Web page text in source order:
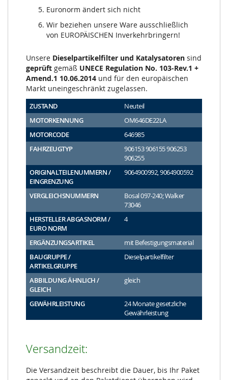
Euronorm ändert sich nicht
Wir beziehen unsere Ware ausschließlich
von EUROPÄISCHEN Inverkehrbringern!
Unsere Dieselpartikelfilter und Katalysatoren sind
geprüft gemäß UNECE Regulation No. 103-Rev.1 +
Amend.1 10.06.2014 und für den europäischen
Markt uneingeschränkt zugelassen.
ZUSTAND
Neuteil
MOTORKENNUNG
OM646DE22LA
MOTORCODE
646985
FAHRZEUGTYP
906153 906155 906253
906255
ORIGINALTEILENUMMERN /
EINGRENZUNG
9064900992, 9064900592
VERGLEICHSNUMMERN
Bosal 097-240; Walker
73046
HERSTELLER ABGASNORM /
EURO NORM
4
ERGÄNZUNGSARTIKEL
mit Befestigungsmaterial
BAUGRUPPE /
ARTIKELGRUPPE
Dieselpartikelfilter
ABBILDUNG ÄHNLICH /
GLEICH
gleich
GEWÄHRLEISTUNG
24 Monate gesetzliche
Gewährleistung
Versandzeit:
Die Versandzeit beschreibt die Dauer, bis Ihr Paket